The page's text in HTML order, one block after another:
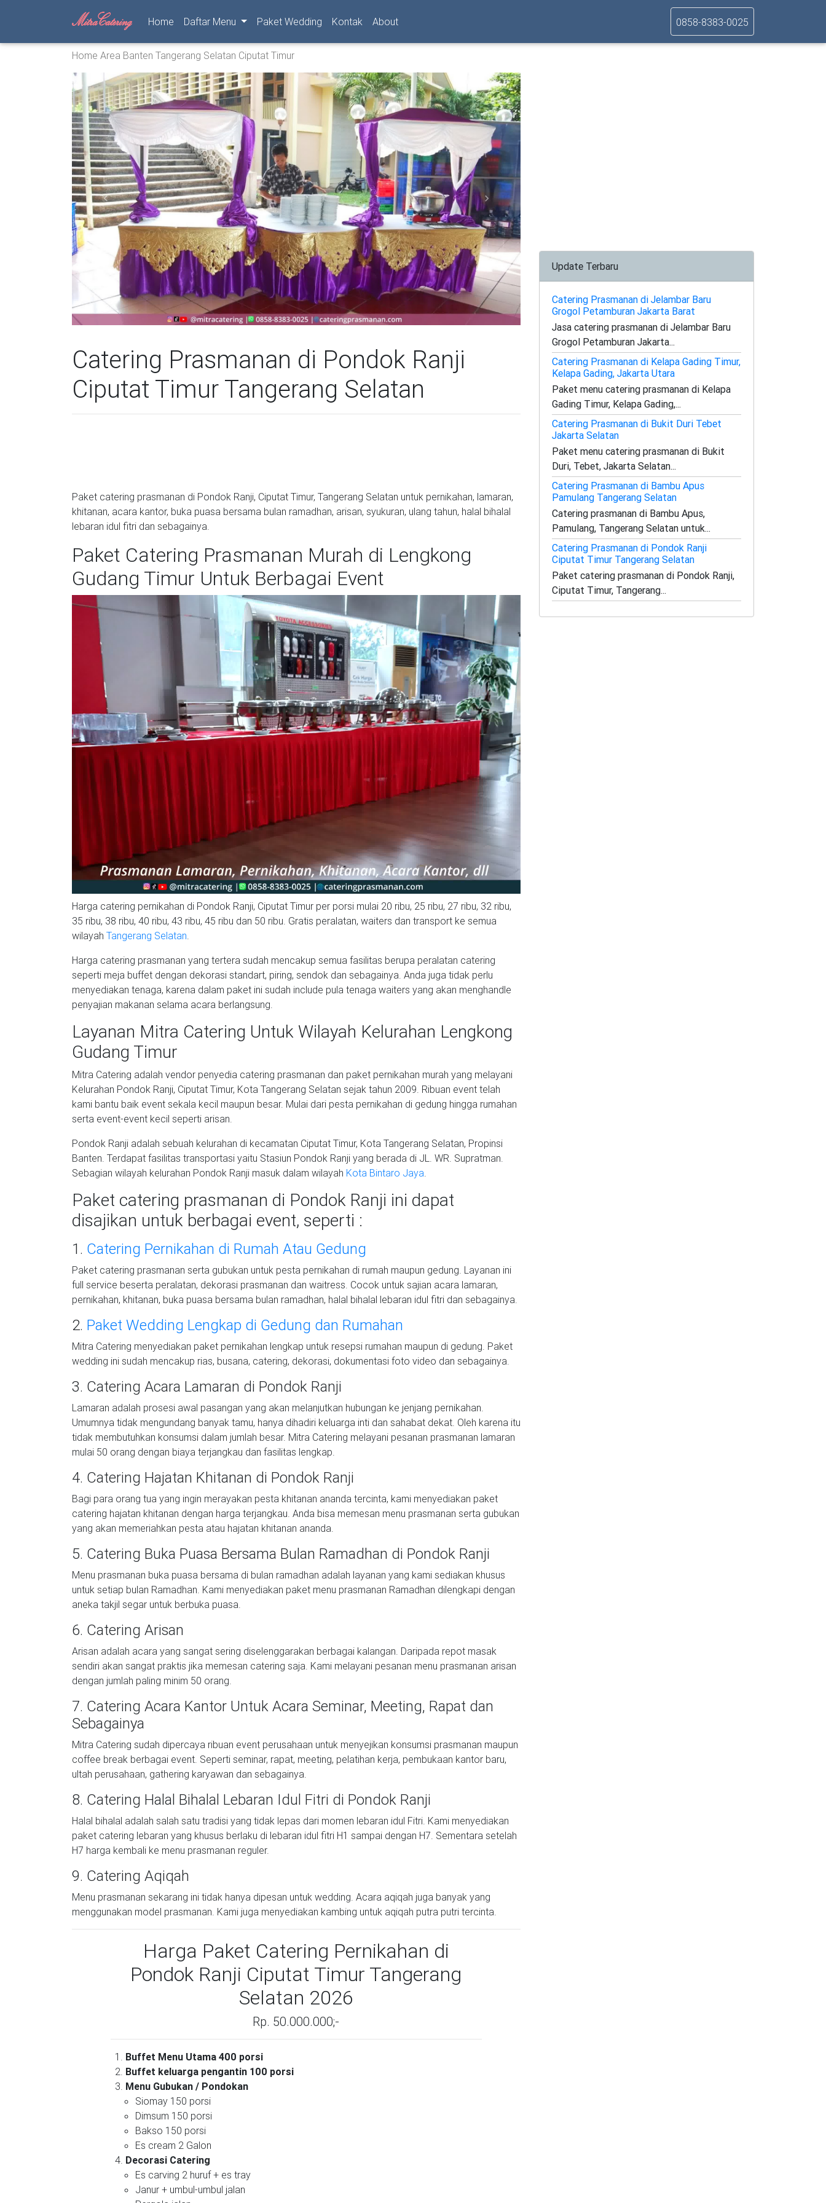
0858-8383-0025
Home (current)
Daftar Menu Paket Wedding Kontak About
Home Area Banten Tangerang Selatan Ciputat Timur
Previous Next
Catering Prasmanan di Pondok Ranji
Ciputat Timur Tangerang Selatan
Paket catering prasmanan di Pondok Ranji, Ciputat Timur, Tangerang Selatan untuk pernikahan, lamaran,
khitanan, acara kantor, buka puasa bersama bulan ramadhan, arisan, syukuran, ulang tahun, halal bihalal
lebaran idul fitri dan sebagainya.
Paket Catering Prasmanan Murah di Lengkong
Gudang Timur Untuk Berbagai Event
Harga catering pernikahan di Pondok Ranji, Ciputat Timur per porsi mulai 20 ribu, 25 ribu, 27 ribu, 32 ribu,
35 ribu, 38 ribu, 40 ribu, 43 ribu, 45 ribu dan 50 ribu. Gratis peralatan, waiters dan transport ke semua
wilayah Tangerang Selatan.
Harga catering prasmanan yang tertera sudah mencakup semua fasilitas berupa peralatan catering
seperti meja buffet dengan dekorasi standart, piring, sendok dan sebagainya. Anda juga tidak perlu
menyediakan tenaga, karena dalam paket ini sudah include pula tenaga waiters yang akan menghandle
penyajian makanan selama acara berlangsung.
Layanan Mitra Catering Untuk Wilayah Kelurahan Lengkong
Gudang Timur
Mitra Catering adalah vendor penyedia catering prasmanan dan paket pernikahan murah yang melayani
Kelurahan Pondok Ranji, Ciputat Timur, Kota Tangerang Selatan sejak tahun 2009. Ribuan event telah
kami bantu baik event sekala kecil maupun besar. Mulai dari pesta pernikahan di gedung hingga rumahan
serta event-event kecil seperti arisan.
Pondok Ranji adalah sebuah kelurahan di kecamatan Ciputat Timur, Kota Tangerang Selatan, Propinsi
Banten. Terdapat fasilitas transportasi yaitu Stasiun Pondok Ranji yang berada di JL. WR. Supratman.
Sebagian wilayah kelurahan Pondok Ranji masuk dalam wilayah Kota Bintaro Jaya.
Paket catering prasmanan di Pondok Ranji ini dapat
disajikan untuk berbagai event, seperti :
1. Catering Pernikahan di Rumah Atau Gedung
Paket catering prasmanan serta gubukan untuk pesta pernikahan di rumah maupun gedung. Layanan ini
full service beserta peralatan, dekorasi prasmanan dan waitress. Cocok untuk sajian acara lamaran,
pernikahan, khitanan, buka puasa bersama bulan ramadhan, halal bihalal lebaran idul fitri dan sebagainya.
2. Paket Wedding Lengkap di Gedung dan Rumahan
Mitra Catering menyediakan paket pernikahan lengkap untuk resepsi rumahan maupun di gedung. Paket
wedding ini sudah mencakup rias, busana, catering, dekorasi, dokumentasi foto video dan sebagainya.
3. Catering Acara Lamaran di Pondok Ranji
Lamaran adalah prosesi awal pasangan yang akan melanjutkan hubungan ke jenjang pernikahan.
Umumnya tidak mengundang banyak tamu, hanya dihadiri keluarga inti dan sahabat dekat. Oleh karena itu
tidak membutuhkan konsumsi dalam jumlah besar. Mitra Catering melayani pesanan prasmanan lamaran
mulai 50 orang dengan biaya terjangkau dan fasilitas lengkap.
4. Catering Hajatan Khitanan di Pondok Ranji
Bagi para orang tua yang ingin merayakan pesta khitanan ananda tercinta, kami menyediakan paket
catering hajatan khitanan dengan harga terjangkau. Anda bisa memesan menu prasmanan serta gubukan
yang akan memeriahkan pesta atau hajatan khitanan ananda.
5. Catering Buka Puasa Bersama Bulan Ramadhan di Pondok Ranji
Menu prasmanan buka puasa bersama di bulan ramadhan adalah layanan yang kami sediakan khusus
untuk setiap bulan Ramadhan. Kami menyediakan paket menu prasmanan Ramadhan dilengkapi dengan
aneka takjil segar untuk berbuka puasa.
6. Catering Arisan
Arisan adalah acara yang sangat sering diselenggarakan berbagai kalangan. Daripada repot masak
sendiri akan sangat praktis jika memesan catering saja. Kami melayani pesanan menu prasmanan arisan
dengan jumlah paling minim 50 orang.
7. Catering Acara Kantor Untuk Acara Seminar, Meeting, Rapat dan
Sebagainya
Mitra Catering sudah dipercaya ribuan event perusahaan untuk menyejikan konsumsi prasmanan maupun
coffee break berbagai event. Seperti seminar, rapat, meeting, pelatihan kerja, pembukaan kantor baru,
ultah perusahaan, gathering karyawan dan sebagainya.
8. Catering Halal Bihalal Lebaran Idul Fitri di Pondok Ranji
Halal bihalal adalah salah satu tradisi yang tidak lepas dari momen lebaran idul Fitri. Kami menyediakan
paket catering lebaran yang khusus berlaku di lebaran idul fitri H1 sampai dengan H7. Sementara setelah
H7 harga kembali ke menu prasmanan reguler.
9. Catering Aqiqah
Menu prasmanan sekarang ini tidak hanya dipesan untuk wedding. Acara aqiqah juga banyak yang
menggunakan model prasmanan. Kami juga menyediakan kambing untuk aqiqah putra putri tercinta.
Harga Paket Catering Pernikahan di
Pondok Ranji Ciputat Timur Tangerang
Selatan 2026
Rp. 50.000.000;-
Buffet Menu Utama 400 porsi
Buffet keluarga pengantin 100 porsi
Menu Gubukan / Pondokan
Siomay 150 porsi
Dimsum 150 porsi
Bakso 150 porsi
Es cream 2 Galon
Decorasi Catering
Es carving 2 huruf + es tray
Janur + umbul-umbul jalan
Update Terbaru
Catering Prasmanan di Jelambar Baru
Grogol Petamburan Jakarta Barat
Jasa catering prasmanan di Jelambar Baru
Grogol Petamburan Jakarta...
Catering Prasmanan di Kelapa Gading Timur,
Kelapa Gading, Jakarta Utara
Paket menu catering prasmanan di Kelapa
Gading Timur, Kelapa Gading,...
Catering Prasmanan di Bukit Duri Tebet
Jakarta Selatan
Paket menu catering prasmanan di Bukit
Duri, Tebet, Jakarta Selatan...
Catering Prasmanan di Bambu Apus
Pamulang Tangerang Selatan
Catering prasmanan di Bambu Apus,
Pamulang, Tangerang Selatan untuk...
Catering Prasmanan di Pondok Ranji
Ciputat Timur Tangerang Selatan
Paket catering prasmanan di Pondok Ranji,
Ciputat Timur, Tangerang...